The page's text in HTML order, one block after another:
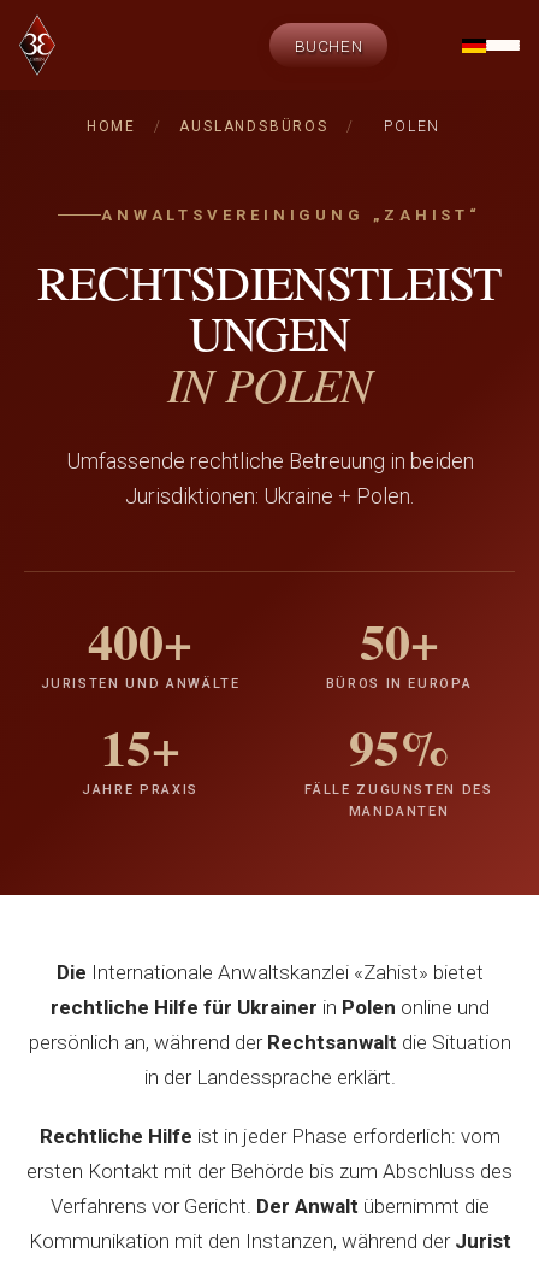
BUCHEN
HOME / AUSLANDSBÜROS / POLEN
ANWALTSVEREINIGUNG „ZAHIST“
RECHTSDIENSTLEIST
UNGEN
IN POLEN
Umfassende rechtliche Betreuung in beiden
Jurisdiktionen: Ukraine + Polen.
400+
JURISTEN UND ANWÄLTE
50+
BÜROS IN EUROPA
15+
JAHRE PRAXIS
95%
FÄLLE ZUGUNSTEN DES
MANDANTEN
Die Internationale Anwaltskanzlei «Zahist» bietet
rechtliche Hilfe für Ukrainer in Polen online und
persönlich an, während der Rechtsanwalt die Situation
in der Landessprache erklärt.
Rechtliche Hilfe ist in jeder Phase erforderlich: vom
ersten Kontakt mit der Behörde bis zum Abschluss des
Verfahrens vor Gericht. Der Anwalt übernimmt die
Kommunikation mit den Instanzen, während der Jurist